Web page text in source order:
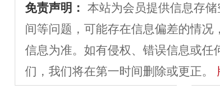
免责声明： 本站为会员提供信息存
间等问题，可能存在信息偏差的情况
信息为准。如有侵权、错误信息或任
们，我们将在第一时间删除或更正。